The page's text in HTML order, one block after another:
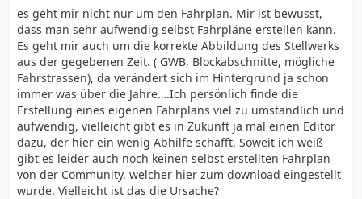
es geht mir nicht nur um den Fahrplan. Mir ist bewusst,
dass man sehr aufwendig selbst Fahrpläne erstellen kann.
Es geht mir auch um die korrekte Abbildung des Stellwerks
aus der gegebenen Zeit. ( GWB, Blockabschnitte, mögliche
Fahrstrassen), da verändert sich im Hintergrund ja schon
immer was über die Jahre….Ich persönlich finde die
Erstellung eines eigenen Fahrplans viel zu umständlich und
aufwendig, vielleicht gibt es in Zukunft ja mal einen Editor
dazu, der hier ein wenig Abhilfe schafft. Soweit ich weiß
gibt es leider auch noch keinen selbst erstellten Fahrplan
von der Community, welcher hier zum download eingestellt
wurde. Vielleicht ist das die Ursache?